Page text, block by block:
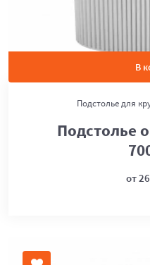
В
Подстолье для
Подстолье
от